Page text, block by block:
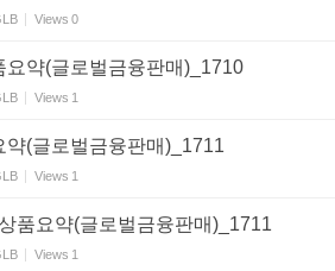
Views 0
요약(글로벌금융판매)_1710
Views 1
약(글로벌금융판매)_1711
Views 1
품요약(글로벌금융판매)_1711
Views 1